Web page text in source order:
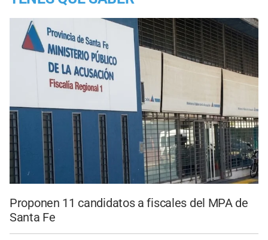
Proponen 11 candidatos a fiscales del MPA de
Santa Fe